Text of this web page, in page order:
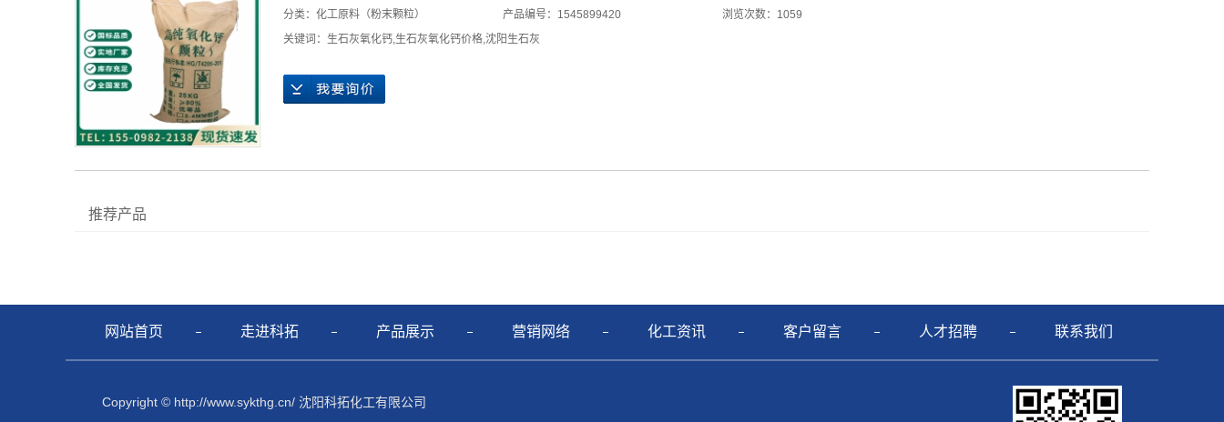
分类： 化工原料（粉末颗粒） 产品编号：1545899420
浏览次数：1059
关键词： 生石灰氧化钙,生石灰氧化钙价格,沈阳生石灰
推荐产品
网站首页 走进科拓 产品展示 营销网络 化工资讯 客户留言 人才招聘 联系我们
Copyright © http://www.sykthg.cn/ 沈阳科拓化工有限公司